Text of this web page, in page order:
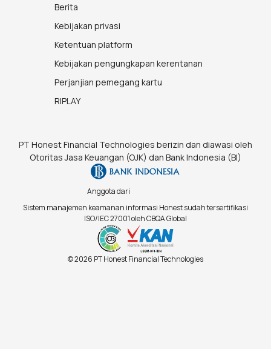
PT Honest Financial Technologies berizin dan diawasi oleh
Otoritas Jasa Keuangan (OJK) dan Bank Indonesia (BI)
Anggota dari
Sistem manajemen keamanan informasi Honest sudah tersertifikasi
ISO/IEC 27001 oleh CBQA Global
© 2026 PT Honest Financial Technologies
Berita
Kebijakan privasi
Ketentuan platform
Kebijakan pengungkapan kerentanan
Perjanjian pemegang kartu
RIPLAY